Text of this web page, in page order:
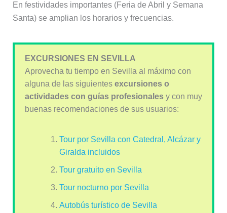
En festividades importantes (Feria de Abril y Semana
Santa) se amplian los horarios y frecuencias.
EXCURSIONES EN SEVILLA
Aprovecha tu tiempo en Sevilla al máximo con
alguna de las siguientes excursiones o
actividades con guías profesionalesy con muy
buenas recomendaciones de sus usuarios:
Tour por Sevilla con Catedral, Alcázar y
Giralda incluidos
Tour gratuito en Sevilla
Tour nocturno por Sevilla
Autobús turístico de Sevilla